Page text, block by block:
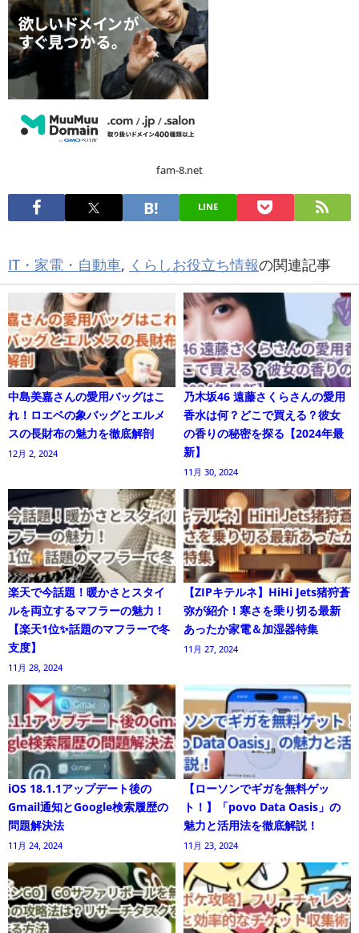
fam-8.net
LINE
IT・家電・自動車, くらしお役立ち情報の関連記事
中島美嘉さんの愛用バッグはこ
れ！ロエベの象バッグとエルメ
スの長財布の魅力を徹底解剖
12月 2, 2024
乃木坂46 遠藤さくらさんの愛用
香水は何？どこで買える？彼女
の香りの秘密を探る【2024年最
新】
11月 30, 2024
楽天で今話題！暖かさとスタイ
ルを両立するマフラーの魅力！
【楽天1位✨話題のマフラーで冬
支度】
11月 28, 2024
【ZIPキテルネ】HiHi Jets猪狩蒼
弥が紹介！寒さを乗り切る最新
あったか家電＆加湿器特集
11月 27, 2024
iOS 18.1.1アップデート後の
Gmail通知とGoogle検索履歴の
問題解決法
11月 24, 2024
【ローソンでギガを無料ゲッ
ト！】「povo Data Oasis」の
魅力と活用法を徹底解説！
11月 23, 2024